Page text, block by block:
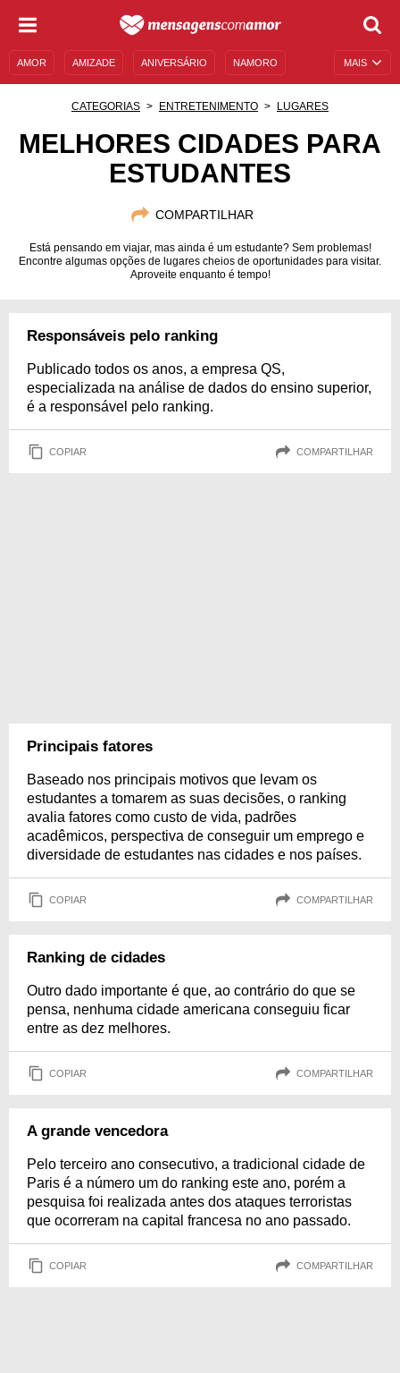
MAIS
AMOR AMIZADE ANIVERSÁRIO NAMORO
MENSAGENS E FRASES MENSAGENS DE ANIVERSÁRIO
CATEGORIAS ENTRETENIMENTO LUGARES
MELHORES CIDADES PARA
ESTUDANTES
COMPARTILHAR
Está pensando em viajar, mas ainda é um estudante? Sem problemas!
Encontre algumas opções de lugares cheios de oportunidades para visitar.
Aproveite enquanto é tempo!
Responsáveis pelo ranking
Publicado todos os anos, a empresa QS,
especializada na análise de dados do ensino superior,
é a responsável pelo ranking.
COPIAR COMPARTILHAR
Principais fatores
Baseado nos principais motivos que levam os
estudantes a tomarem as suas decisões, o ranking
avalia fatores como custo de vida, padrões
acadêmicos, perspectiva de conseguir um emprego e
diversidade de estudantes nas cidades e nos países.
COPIAR COMPARTILHAR
Ranking de cidades
Outro dado importante é que, ao contrário do que se
pensa, nenhuma cidade americana conseguiu ficar
entre as dez melhores.
COPIAR COMPARTILHAR
A grande vencedora
Pelo terceiro ano consecutivo, a tradicional cidade de
Paris é a número um do ranking este ano, porém a
pesquisa foi realizada antes dos ataques terroristas
que ocorreram na capital francesa no ano passado.
COPIAR COMPARTILHAR